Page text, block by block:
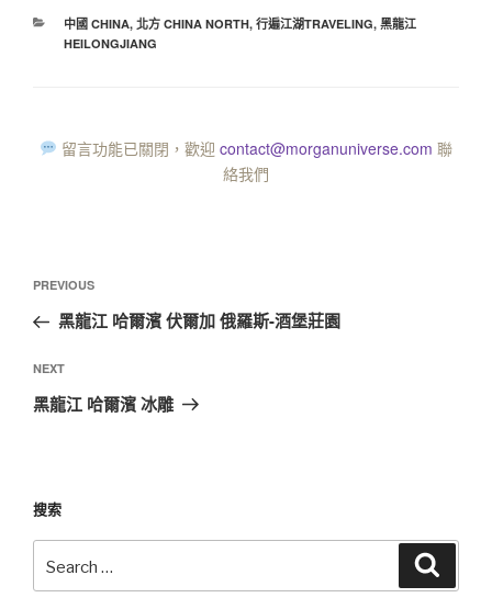
中國 CHINA, 北方 CHINA NORTH, 行遍江湖TRAVELING, 黑龍江
HEILONGJIANG
留言功能已關閉，歡迎 contact@morganuniverse.com 聯
絡我們
PREVIOUS
黑龍江 哈爾濱 伏爾加 俄羅斯-酒堡莊園
NEXT
黑龍江 哈爾濱 冰雕
搜索